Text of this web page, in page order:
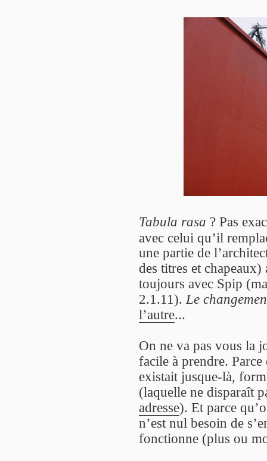
Tabula rasa ? Pas
avec celui qu’il
une partie de
des titres et
toujours avec Spip
2.1.11).Le
l’autre...
On ne va pas vous la
facile à prendre. Parce
existait jusque-là,
(laquelle ne disparaît
adresse). Et parce
n’est nul besoin de
fonctionne (plus ou